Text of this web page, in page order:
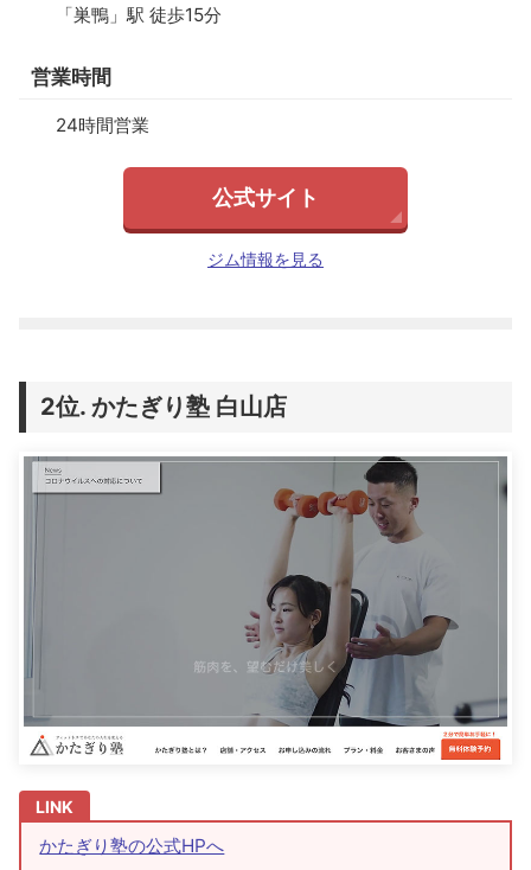
「巣鴨」駅 徒歩15分
営業時間
24時間営業
公式サイト
ジム情報を見る
かたぎり塾 白山店
かたぎり塾の公式HPへ